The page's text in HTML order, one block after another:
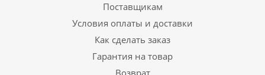
Поставщикам
Условия оплаты и доставки
Как сделать заказ
Гарантия на товар
Возврат